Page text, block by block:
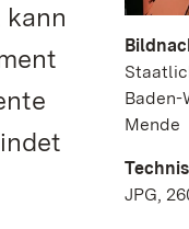
Baden-
Mende
JPG,